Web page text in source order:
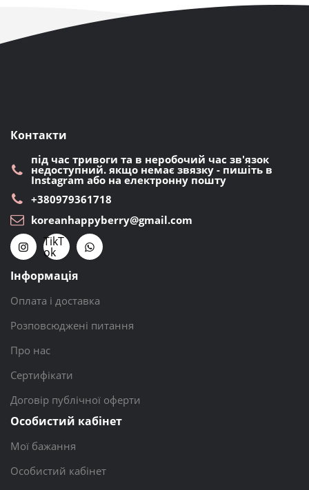
Контакти
під час тривоги та в неробочий час зв'язок
недоступний. якщо немає звязку - пишіть в
Instagram або на електронну пошту
+380979361718
koreanhappyberry@gmail.com
TikT
ok
Інформація
Оплата і доставка
Розповсюджені питання
Про нас
Сертифікати
Договір публічної оферти
Особистий кабінет
Мої бажання
Особистий кабінет